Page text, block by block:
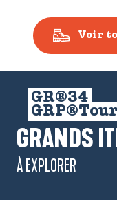
Voir
GR®34
GRANDS
À EXPLORER